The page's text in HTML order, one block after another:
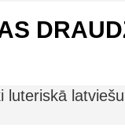
luteriskā